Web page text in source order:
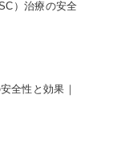
）治療の安全
全性と効果｜